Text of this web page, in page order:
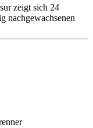
zeigt sich 24
nachgewachsenen